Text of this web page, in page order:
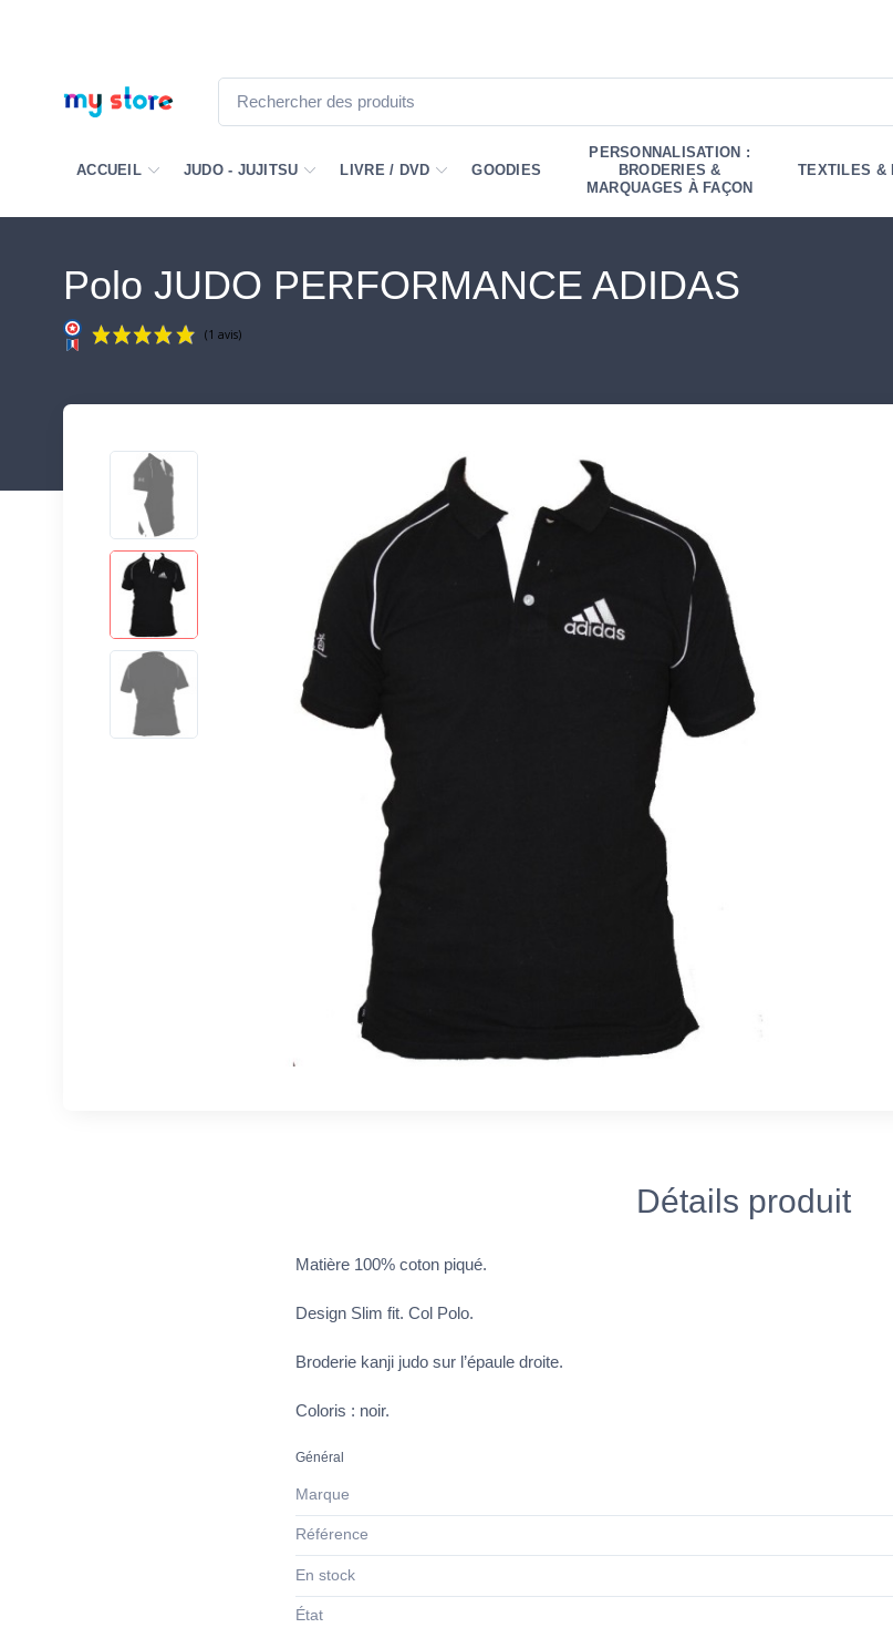
ACCUEIL JUDO - JUJITSU LIVRE / DVD GOODIES
PERSONNALISATION :
BRODERIES &
MARQUAGES À FAÇON
TEXTILES &
Polo JUDO PERFORMANCE ADIDAS
Détails produit
Matière 100% coton piqué.
Design Slim fit. Col Polo.
Broderie kanji judo sur l’épaule droite.
Coloris : noir.
Général
Marque
Référence
En stock
État